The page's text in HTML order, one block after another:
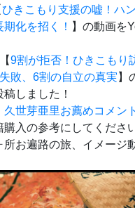
ひきこもり支援の嘘！ハ
期化を招く！ 】の動画を
9割が拒否！ひきこもり
敗、6割の自立の真実 】
しました！
世芽亜里お薦めコメン
購入の参考にしてくださ
所お遍路の旅、イメージ